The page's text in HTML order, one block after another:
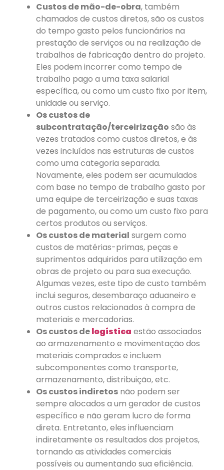
Custos de mão-de-obra, também
chamados de custos diretos, são os custos
do tempo gasto pelos funcionários na
prestação de serviços ou na realização de
trabalhos de fabricação dentro do projeto.
Eles podem incorrer como tempo de
trabalho pago a uma taxa salarial
específica, ou como um custo fixo por item,
unidade ou serviço.
Os custos de
subcontratação/terceirização são às
vezes tratados como custos diretos, e às
vezes incluídos nas estruturas de custos
como uma categoria separada.
Novamente, eles podem ser acumulados
com base no tempo de trabalho gasto por
uma equipe de terceirização e suas taxas
de pagamento, ou como um custo fixo para
certos produtos ou serviços.
Os custos de material surgem como
custos de matérias-primas, peças e
suprimentos adquiridos para utilização em
obras de projeto ou para sua execução.
Algumas vezes, este tipo de custo também
inclui seguros, desembaraço aduaneiro e
outros custos relacionados à compra de
materiais e mercadorias.
Os custos delogística estão associados
ao armazenamento e movimentação dos
materiais comprados e incluem
subcomponentes como transporte,
armazenamento, distribuição, etc.
Os custos indiretos não podem ser
sempre alocados a um gerador de custos
específico e não geram lucro de forma
direta. Entretanto, eles influenciam
indiretamente os resultados dos projetos,
tornando as atividades comerciais
possíveis ou aumentando sua eficiência.